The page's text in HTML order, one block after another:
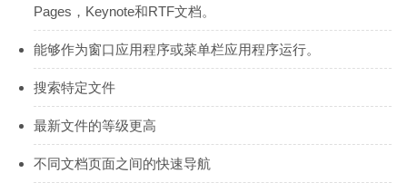
Pages，Keynote和RTF文档。
能够作为窗口应用程序或菜单栏应用程序运行。
搜索特定文件
最新文件的等级更高
不同文档页面之间的快速导航